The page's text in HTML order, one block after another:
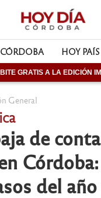
HOY PAÍS
GRATIS A LA EDICIÓN
General
de
del